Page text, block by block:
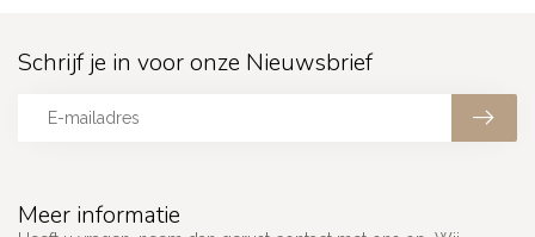
Meer informatie
Schrijf je in voor onze Nieuwsbrief